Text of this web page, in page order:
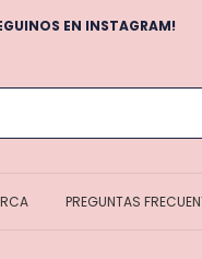
EN INSTAGRAM!
PREGUNTAS